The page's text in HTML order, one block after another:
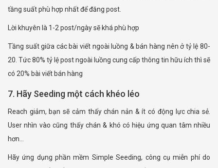
tầng suất phù hợp nhất để đăng post.
Lời khuyên là 1-2 post/ngày sẽ khá phù hợp
Tầng suất giữa các bài viết ngoài luồng & bán hàng nên ở tỷ lệ 80-
20. Tức 80% tỷ lệ post ngoài luồng cung cấp thông tin hữu ích thì sẽ
có 20% bài viết bán hàng
7. Hãy Seeding một cách khéo léo
Reach giảm, bạn sẽ cảm thấy chán nản & ít có động lực chia sẻ.
User nhìn vào cũng thấy chán & khó có hiệu ứng quan tâm nhiều
hơn…
Hãy ứng dụng phần mềm Simple Seeding, công cụ miễn phí do